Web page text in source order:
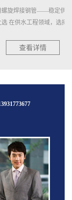
接钢管——稳定供水，
水工程领域，选择一
查看详情